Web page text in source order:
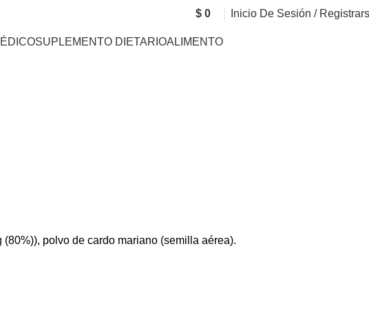
$ 0 Inicio De Sesión /
SUPLEMENTO DIETARIOALIMENTO
polvo de cardo mariano (semilla aérea).